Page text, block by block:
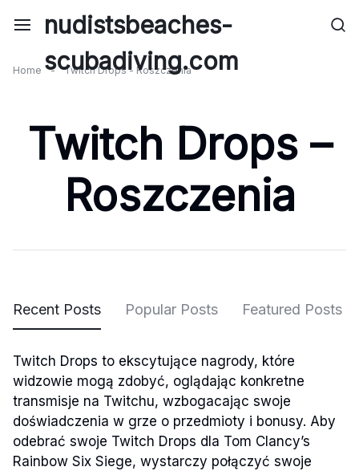
nudistsbeaches-
scubadiving.com
Home - Twitch Drops - Roszczenia
Twitch Drops –
Roszczenia
Recent Posts Popular Posts Featured Posts
Twitch Drops to ekscytujące nagrody, które
widzowie mogą zdobyć, oglądając konkretne
transmisje na Twitchu, wzbogacając swoje
doświadczenia w grze o przedmioty i bonusy. Aby
odebrać swoje Twitch Drops dla Tom Clancy’s
Rainbow Six Siege, wystarczy połączyć swoje